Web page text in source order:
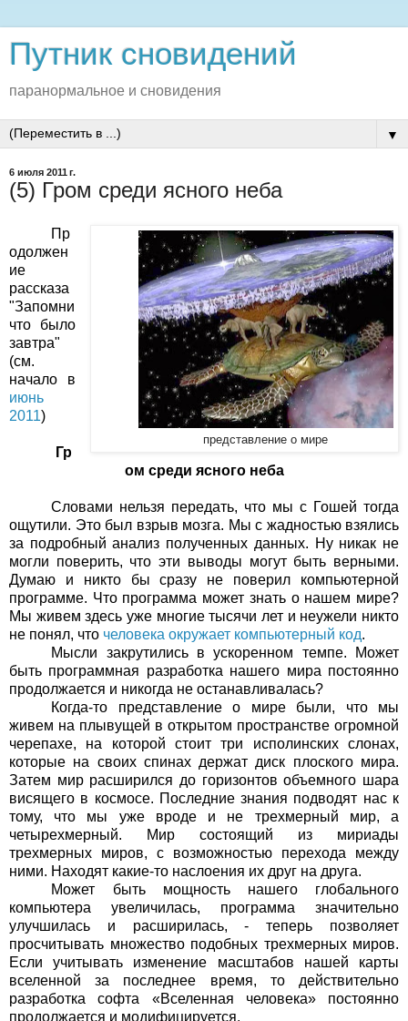
Путник сновидений
паранормальное и сновидения
▼
6 июля 2011 г.
(5) Гром среди ясного неба
представление о мире
Пр
одолжен
ие
рассказа
"Запомни
что было
завтра"
(см.
начало в
июнь
2011)
Гр
ом среди ясного неба
Словами нельзя передать, что мы с Гошей тогда
ощутили. Это был взрыв мозга. Мы с жадностью взялись
за подробный анализ полученных данных. Ну никак не
могли поверить, что эти выводы могут быть верными.
Думаю и никто бы сразу не поверил компьютерной
программе. Что программа может знать о нашем мире?
Мы живем здесь уже многие тысячи лет и неужели никто
не понял, что человека окружает компьютерный код.
Мысли закрутились в ускоренном темпе. Может
быть программная разработка нашего мира постоянно
продолжается и никогда не останавливалась?
Когда-то представление о мире были, что мы
живем на плывущей в открытом пространстве огромной
черепахе, на которой стоит три исполинских слонах,
которые на своих спинах держат диск плоского мира.
Затем мир расширился до горизонтов объемного шара
висящего в космосе. Последние знания подводят нас к
тому, что мы уже вроде и не трехмерный мир, а
четырехмерный. Мир состоящий из мириады
трехмерных миров, с возможностью перехода между
ними. Находят какие-то наслоения их друг на друга.
Может быть мощность нашего глобального
компьютера увеличилась, программа значительно
улучшилась и расширилась, - теперь позволяет
просчитывать множество подобных трехмерных миров.
Если учитывать изменение масштабов нашей карты
вселенной за последнее время, то действительно
разработка софта «Вселенная человека» постоянно
продолжается и модифицируется.